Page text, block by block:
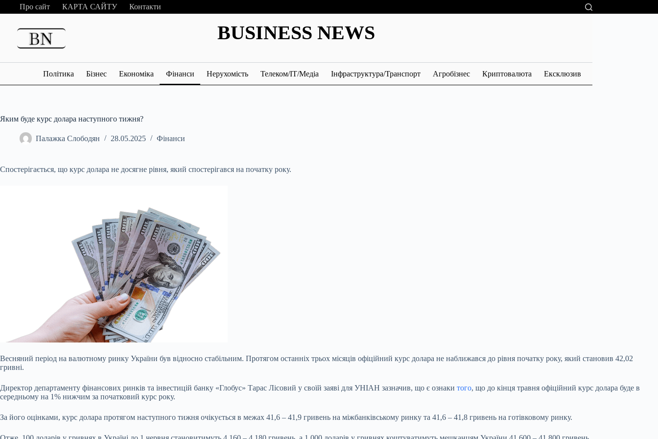
Перейти
до
Про сайт КАРТА САЙТУ Контакти
BUSINESS NEWS
Політика Бізнес Економіка Фінанси Нерухомість Телеком/ІТ/Медіа Інфраструктура/Транспорт Агробізнес Криптовалюта Ексклюзив
Яким буде курс долара наступного тижня?
Палажка Слободян 28.05.2025 Фінанси
Спостерігається, що курс долара не досягне рівня, який спостерігався на початку року.
Весняний період на валютному ринку України був відносно стабільним. Протягом останніх трьох місяців офіційний курс долара не наближався до рівня початку року, який становив 42,02
гривні.
Директор департаменту фінансових ринків та інвестицій банку «Глобус» Тарас Лісовий у своїй заяві для УНІАН зазначив, що є ознаки того, що до кінця травня офіційний курс долара буде в
середньому на 1% нижчим за початковий курс року.
За його оцінками, курс долара протягом наступного тижня очікується в межах 41,6 – 41,9 гривень на міжбанківському ринку та 41,6 – 41,8 гривень на готівковому ринку.